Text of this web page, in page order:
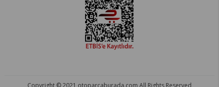
Copyright © 2021 otoparcaburada.com All Rights Reserved